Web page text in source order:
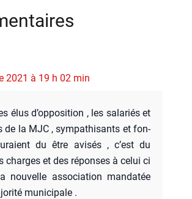
2021 à 19 h 02 min
élus d’op­po­si­tion , les sala­riés et
de la MJC , sym­pa­thi­sants et fon­
du être avi­sés , c’est du
charges et des réponses à celui ci
nou­velle asso­cia­tion man­da­tée
muni­ci­pale .